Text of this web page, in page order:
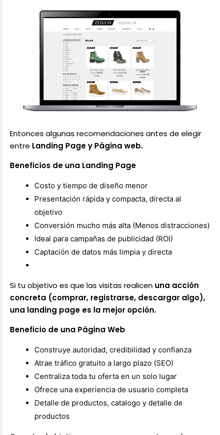
Entonces algunas recomendaciones antes de elegir
entre Landing Page y Página web.
Beneficios de una Landing Page
Costo y tiempo de diseño menor
Presentación rápida y compacta, directa al
objetivo
Conversión mucho más alta (Menos distracciones)
Ideal para campañas de publicidad (ROI)
Captación de datos más limpia y directa
Si tu objetivo es que las visitas realicen una acción
concreta (comprar, registrarse, descargar algo),
una landing page es la mejor opción.
Beneficio de una Página Web
Construye autoridad, credibilidad y confianza
Atrae tráfico gratuito a largo plazo (SEO)
Centraliza toda tu oferta en un solo lugar
Ofrece una experiencia de usuario completa
Detalle de productos, catalogo y detalle de
productos